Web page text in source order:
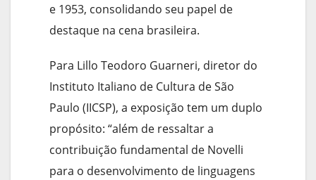
e 1953, consolidando seu papel de
destaque na cena brasileira.
Para Lillo Teodoro Guarneri, diretor do
Instituto Italiano de Cultura de São
Paulo (IICSP), a exposição tem um duplo
propósito: “além de ressaltar a
contribuição fundamental de Novelli
para o desenvolvimento de linguagens